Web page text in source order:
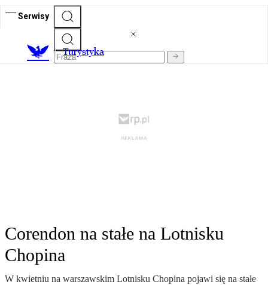
Serwisy
Turystyka
Corendon na stałe na Lotnisku
Chopina
W kwietniu na warszawskim Lotnisku Chopina pojawi się na stałe